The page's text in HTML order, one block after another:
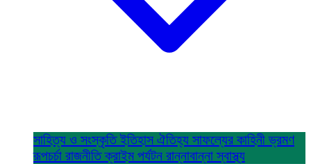
সাহিত্য ও সংস্কৃতিইতিহাস ঐতিহ্য সাফল্যের কাহিনীভ্রমণ
রূপচর্চা রাজনীতিক্রাইম পর্যটন রান্নাবান্নাস্বাস্থ্য